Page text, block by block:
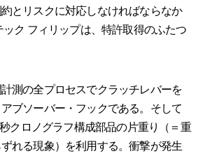
とリスクに対応しなければならなか
ック フィリップは、特許取得のふたつ
測の全プロセスでクラッチレバーを
ブソーバー・フックである。そして
クロノグラフ構成部品の片重り（＝重
れる現象）を利用する。衝撃が発生